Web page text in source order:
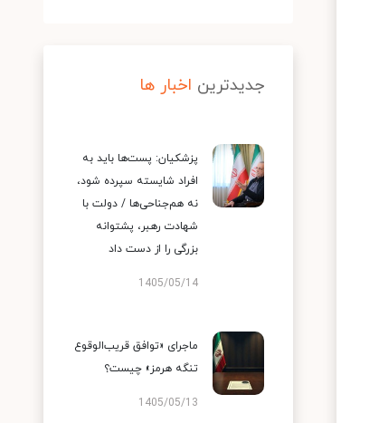
جدیدترین اخبار ها
پزشکیان: پست‌ها باید به
افراد شایسته سپرده شود،
نه هم‌جناحی‌ها / دولت با
شهادت رهبر، پشتوانه
بزرگی را از دست داد
1405/05/14
ماجرای «توافق قریب‌الوقوع
تنگه هرمز» چیست؟
1405/05/13